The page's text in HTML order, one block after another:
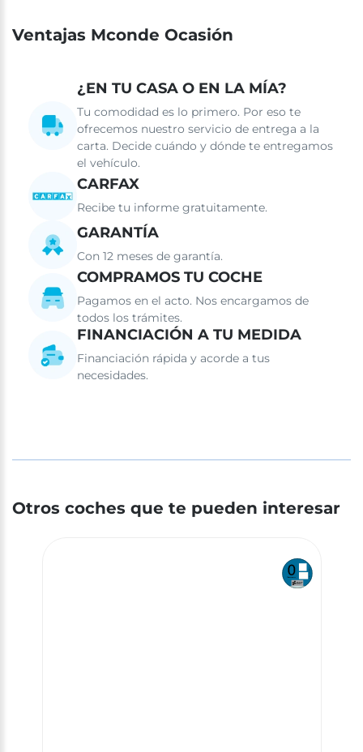
Ventajas Mconde Ocasión
¿EN TU CASA O EN LA MÍA?
Tu comodidad es lo primero. Por eso te
ofrecemos nuestro servicio de entrega a la
carta. Decide cuándo y dónde te entregamos
el vehículo.
CARFAX
Recibe tu informe gratuitamente.
GARANTÍA
Con 12 meses de garantía.
COMPRAMOS TU COCHE
Pagamos en el acto. Nos encargamos de
todos los trámites.
FINANCIACIÓN A TU MEDIDA
Financiación rápida y acorde a tus
necesidades.
Otros coches que te pueden interesar